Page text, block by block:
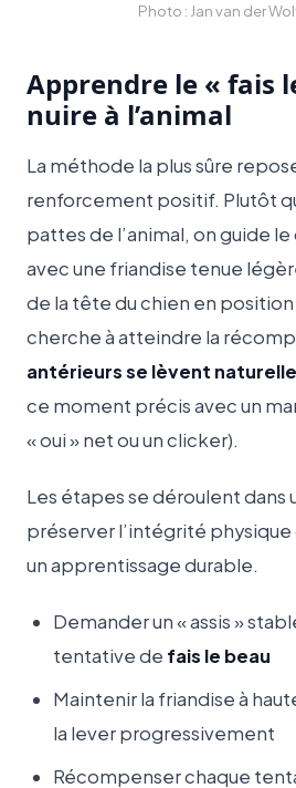
Photo : Jan van der
Apprendre le « fais
nuire à l’animal
La méthode la plus sûre
renforcement positif. Plutôt
pattes de l’animal, on guide
avec une friandise tenue
de la tête du chien en position
cherche à atteindre la
antérieurs se lèvent
ce moment précis avec un
« oui » net ou un clicker).
Les étapes se déroulent dans
préserver l’intégrité
un apprentissage durable.
Demander un « assis »
tentative de fais le beau
Maintenir la friandise à
la lever progressivement
Récompenser chaque